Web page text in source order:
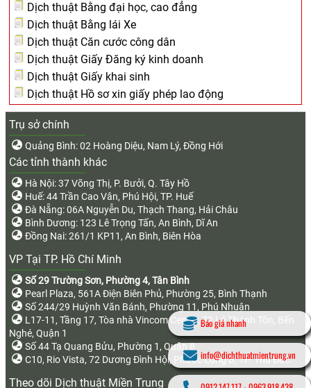
Dịch thuật Bằng đại học, cao đẳng
Dịch thuật Bằng lái Xe
Dịch thuật Căn cước công dân
Dịch thuật Giấy Đăng ký kinh doanh
Dịch thuật Giấy khai sinh
Dịch thuật Hồ sơ xin giấy phép lao động
Trụ sở chính
Quảng Bình: 02 Hoàng Diệu, Nam Lý, Đồng Hới
Các tỉnh thành khác
Hà Nội: 37 Võng Thị, P. Bưởi, Q. Tây Hồ
Huế: 44 Trần Cao Vân, Phú Hội, TP. Huế
Đà Nẵng: 06A Nguyễn Du, Thạch Thang, Hải Châu
Bình Dương: 123 Lê Trọng Tấn, An Bình, Dĩ An
Đồng Nai: 261/1 KP11, An Bình, Biên Hòa
VP Tại TP. Hồ Chí Minh
Số 29 Trường Sơn, Phường 4, Tân Bình
Pearl Plaza, 561A Điện Biên Phủ, Phường 25, Bình Thạnh
Số 244/29 Huỳnh Văn Bánh, Phường 11, Phú Nhuận
L17-11, Tầng 17, Tòa nhà Vincom Center, 72 Lê Thánh Tôn, Bến
Nghé, Quận 1
Số 44 Tạ Quang Bửu, Phường 1, Quận 8
C10, Rio Vista, 72 Dương Đình Hội, Phước Long B, TP. Thủ Đức
Theo dõi Dịch thuật Miền Trung
Báo giá nhanh
info@dichthuatmientrung.vn